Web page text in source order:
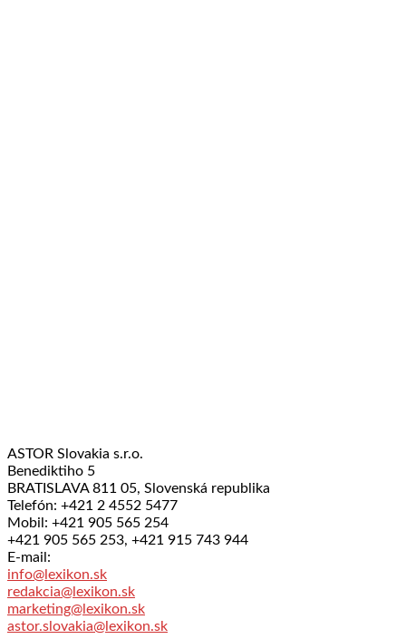
ASTOR Slovakia s.r.o.
Benediktiho 5
BRATISLAVA 811 05, Slovenská republika
Telefón: +421 2 4552 5477
Mobil: +421 905 565 254
+421 905 565 253, +421 915 743 944
E-mail:
info@lexikon.sk
redakcia@lexikon.sk
marketing@lexikon.sk
astor.slovakia@lexikon.sk